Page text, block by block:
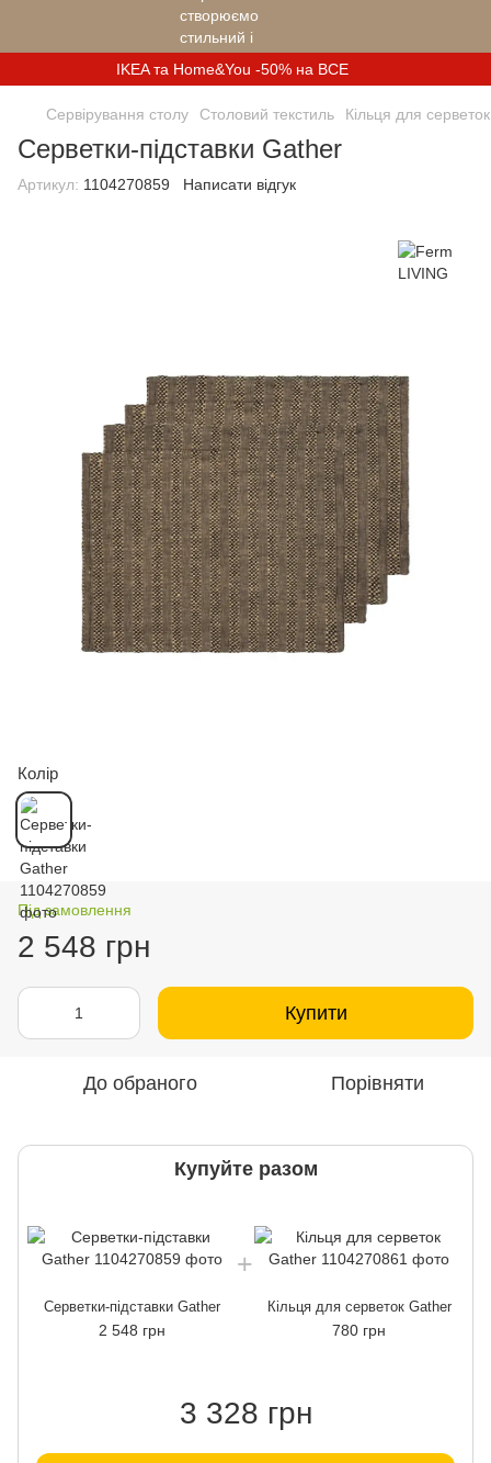
IKEA та Home&You -50% на ВСЕ
Сервірування столу Столовий текстиль Кільця для серветок
Серветки-підставки Gather
Артикул: 1104270859 Написати відгук
Колір
Під замовлення
2 548 грн
Купити
До обраного Порівняти
Купуйте разом
Серветки-підставки Gather
2 548 грн
Кільця для серветок Gather
780 грн
3 328 грн